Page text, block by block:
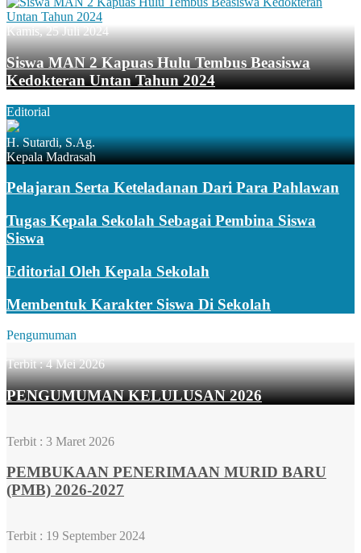
Kamis, 25 Juli 2024
Siswa MAN 2 Kapuas Hulu Tembus Beasiswa
Kedokteran Untan Tahun 2024
Editorial
H. Sutardi, S.Ag.
Kepala Madrasah
Pelajaran Serta Keteladanan Dari Para Pahlawan
Tugas Kepala Sekolah Sebagai Pembina Siswa
Siswa
Editorial Oleh Kepala Sekolah
Membentuk Karakter Siswa Di Sekolah
Pengumuman
Terbit :4 Mei 2026
PENGUMUMAN KELULUSAN 2026
Terbit : 3 Maret 2026
PEMBUKAAN PENERIMAAN MURID BARU
(PMB) 2026-2027
Terbit : 19 September 2024